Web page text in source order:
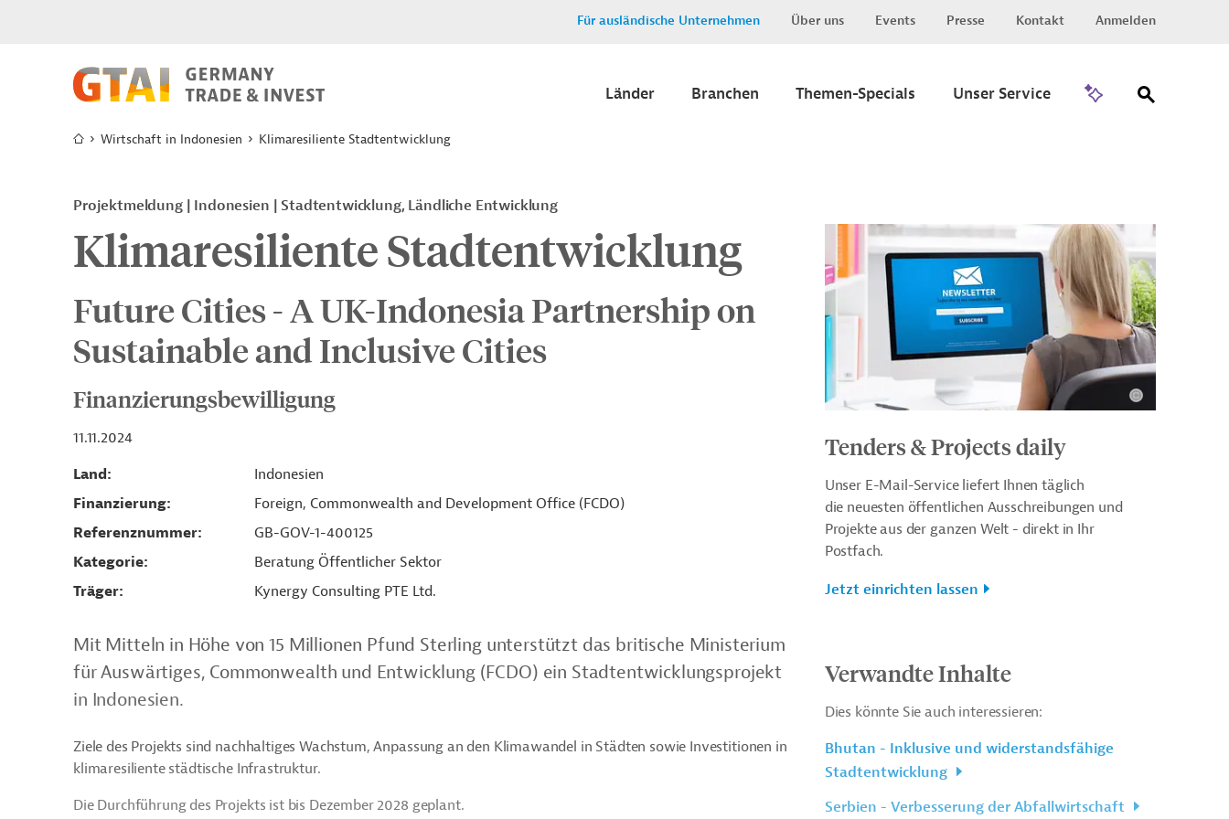
Für ausländische Unternehmen Über uns Events Presse Kontakt Anmelden
Länder Branchen Themen-Specials Unser Service
Wirtschaft in Indonesien Klimaresiliente Stadtentwicklung
Projektmeldung Indonesien Stadtentwicklung, Ländliche Entwicklung
Klimaresiliente Stadtentwicklung
Future Cities - A UK-Indonesia Partnership on
Sustainable and Inclusive Cities
Finanzierungsbewilligung
11.11.2024
Land
Indonesien
Finanzierung
Foreign, Commonwealth and Development Office (FCDO)
Referenznummer
GB-GOV-1-400125
Kategorie
Beratung Öffentlicher Sektor
Träger
Kynergy Consulting PTE Ltd.
Mit Mitteln in Höhe von 15 Millionen Pfund Sterling unterstützt das britische Ministerium
für Auswärtiges, Commonwealth und Entwicklung (FCDO) ein Stadtentwicklungsprojekt
in Indonesien.
Ziele des Projekts sind nachhaltiges Wachstum, Anpassung an den Klimawandel in Städten sowie Investitionen in
klimaresiliente städtische Infrastruktur.
Die Durchführung des Projekts ist bis Dezember 2028 geplant.
Tenders & Projects daily
Unser E-Mail-Service liefert Ihnen täglich
die neuesten öffentlichen Ausschreibungen und
Projekte aus der ganzen Welt - direkt in Ihr
Postfach.
Jetzt einrichten lassen
Verwandte Inhalte
Dies könnte Sie auch interessieren:
Bhutan - Inklusive und widerstandsfähige
Stadtentwicklung
Serbien - Verbesserung der Abfallwirtschaft